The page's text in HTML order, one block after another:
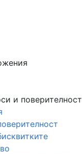
и поверителност